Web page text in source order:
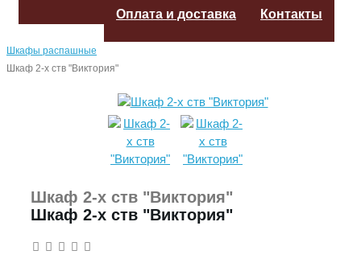
Оплата и доставка Контакты
Шкафы распашные
Шкаф 2-х ств "Виктория"
Шкаф 2-х ств "Виктория"
Шкаф 2-х ств "Виктория"